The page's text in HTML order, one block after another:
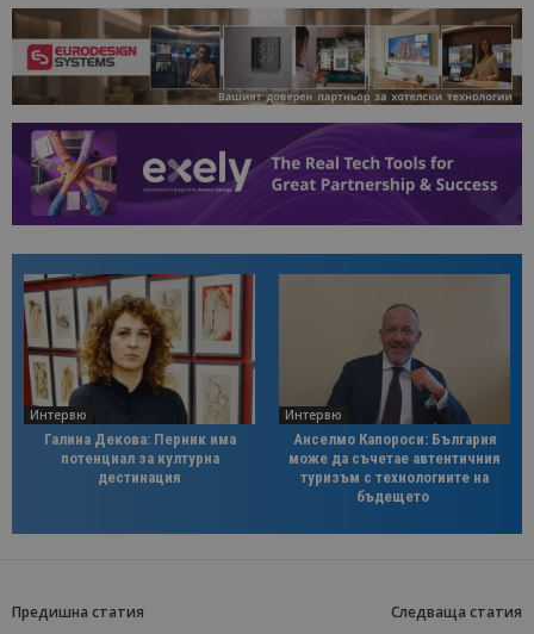
Интервю
Галина Декова: Перник има
потенциал за културна
дестинация
Интервю
Анселмо Капороси: България
може да съчетае автентичния
туризъм с технологиите на
бъдещето
Предишна статия Следваща статия